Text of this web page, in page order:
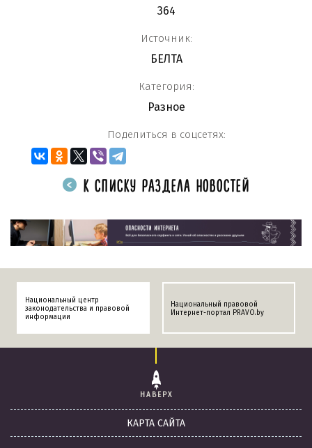
364
Источник:
БЕЛТА
Категория:
Разное
Поделиться в соцсетях:
К СПИСКУ РАЗДЕЛА НОВОСТЕЙ
Национальный центр
законодательства и правовой
информации
Национальный правовой
Интернет-портал PRAVO.by
НАВЕРХ
КАРТА САЙТА